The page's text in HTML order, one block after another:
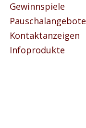
Gewinnspiele
Pauschalangebote
Kontaktanzeigen
Infoprodukte